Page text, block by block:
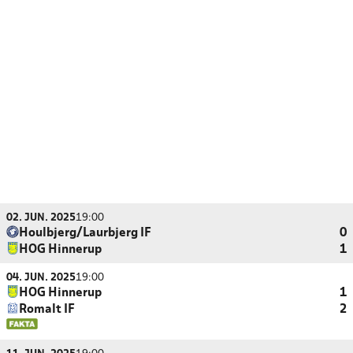
02. JUN. 202519:00
Houlbjerg/Laurbjerg IF
0
HOG Hinnerup
1
04. JUN. 202519:00
HOG Hinnerup
1
Romalt IF
2